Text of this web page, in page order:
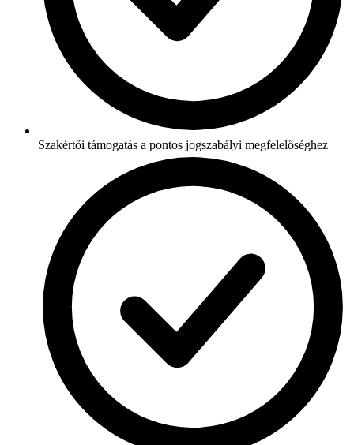
Szakértői támogatás a pontos jogszabályi megfelelőséghez